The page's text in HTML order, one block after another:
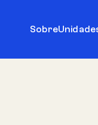
Sobre